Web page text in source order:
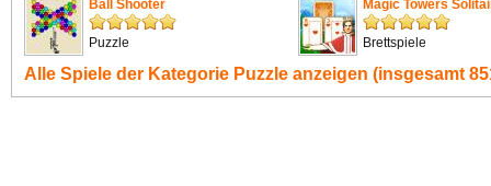
Ball Shooter
Puzzle
Magic Towers
Brettspiele
Alle Spiele der Kategorie Puzzle anzeigen (insgesamt